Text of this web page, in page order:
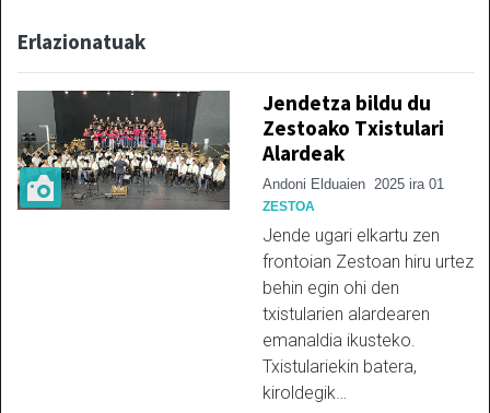
Erlazionatuak
Jendetza bildu du
Zestoako Txistulari
Alardeak
Andoni Elduaien 2025 ira 01
ZESTOA
Jende ugari elkartu zen
frontoian Zestoan hiru urtez
behin egin ohi den
txistularien alardearen
emanaldia ikusteko.
Txistulariekin batera,
kiroldegik…